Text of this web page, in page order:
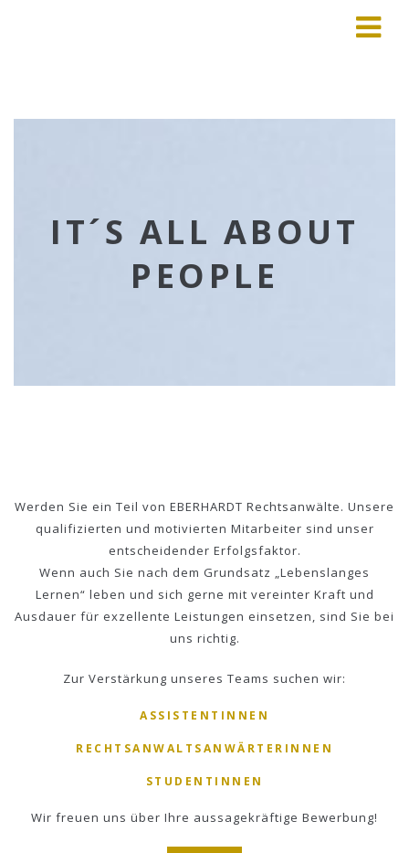
IT´S ALL ABOUT
PEOPLE
Werden Sie ein Teil von EBERHARDT Rechtsanwälte. Unsere
qualifizierten und motivierten Mitarbeiter sind unser
entscheidender Erfolgsfaktor.
Wenn auch Sie nach dem Grundsatz „Lebenslanges
Lernen“ leben und sich gerne mit vereinter Kraft und
Ausdauer für exzellente Leistungen einsetzen, sind Sie bei
uns richtig.
Zur Verstärkung unseres Teams suchen wir:
ASSISTENTINNEN
RECHTSANWALTSANWÄRTERINNEN
STUDENTINNEN
Wir freuen uns über Ihre aussagekräftige Bewerbung!